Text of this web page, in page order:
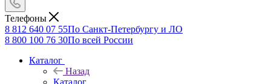
Телефоны
8 812 640 07 55По Санкт-Петербургу и ЛО
8 800 100 76 30По всей России
Каталог
Назад
Каталог